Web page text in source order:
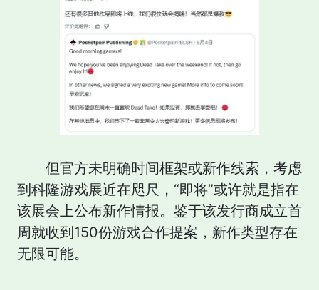
但官方未明确时间框架或新作线索，考虑
到科隆游戏展近在咫尺，“即将”或许就是指在
该展会上公布新作情报。鉴于该发行商成立首
周就收到150份游戏合作提案，新作类型存在
无限可能。